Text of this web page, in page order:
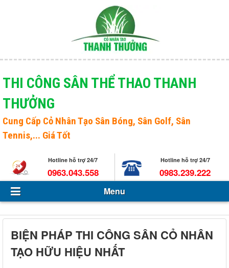
Menu
Giới thiệu
Sản phẩm
Tin Tức - Sự kiện
Tuyển dụng
Liên hệ
THI CÔNG SÂN THỂ THAO THANH
THƯỞNG
Cung Cấp Cỏ Nhân Tạo Sân Bóng, Sân Golf, Sân
Tennis,... Giá Tốt
Hotline hỗ trợ 24/7
0963.043.558
Hotline hỗ trợ 24/7
0983.239.222
Menu
BIỆN PHÁP THI CÔNG SÂN CỎ NHÂN
TẠO HỮU HIỆU NHẤT